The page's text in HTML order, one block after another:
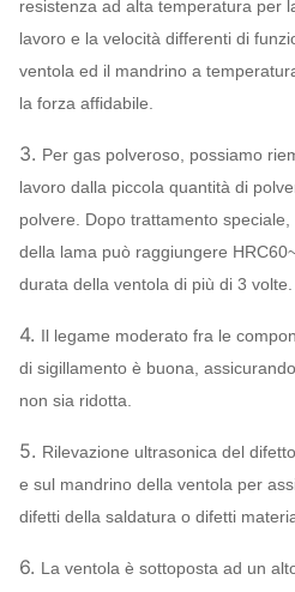
Ventilatore
centrifugo
configurazione
Intelaiatura,
cono della presa
d'aria,
Ammortizzatore
d'aria
Albero primario
resistenza ad alta temperatura per
lavoro e la velocità differenti di
ventola ed il mandrino a
la forza affidabile.
3. Per gas polveroso, possiamo
lavoro dalla piccola quantità di
polvere. Dopo trattamento
della lama può raggiungere
durata della ventola di più di 3 volte.
4. Il legame moderato fra le
di sigillamento è buona,
non sia ridotta.
5. Rilevazione ultrasonica del
e sul mandrino della ventola per
difetti della saldatura o difetti
6. La ventola è sottoposta ad un